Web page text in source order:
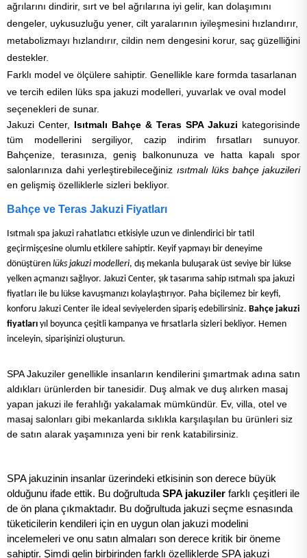
ağrılarını dindirir, sırt ve bel ağrılarına iyi gelir, kan dolaşımını
dengeler, uykusuzluğu yener, cilt yaralarının iyileşmesini hızlandırır,
metabolizmayı hızlandırır, cildin nem dengesini korur, saç güzelliğini
destekler.
Farklı model ve ölçülere sahiptir. Genellikle kare formda tasarlanan
ve tercih edilen lüks spa jakuzi modelleri, yuvarlak ve oval model
seçenekleri de sunar.
Jakuzi Center, Isıtmalı Bahçe & Teras SPA Jakuzi kategorisinde
tüm modellerini sergiliyor, cazip indirim fırsatları sunuyor.
Bahçenize, terasınıza, geniş balkonunuza ve hatta kapalı spor
salonlarınıza dahi yerleştirebileceğiniz ısıtmalı lüks bahçe jakuzileri
en gelişmiş özelliklerle sizleri bekliyor.
Bahçe ve Teras Jakuzi Fiyatları
Isıtmalı spa jakuzi rahatlatıcı etkisiyle uzun ve dinlendirici bir tatil
geçirmişçesine olumlu etkilere sahiptir. Keyif yapmayı bir deneyime
dönüştüren lüks jakuzi modelleri, dış mekanla buluşarak üst seviye bir lükse
yelken açmanızı sağlıyor. Jakuzi Center, şık tasarıma sahip ısıtmalı spa jakuzi
fiyatları ile bu lükse kavuşmanızı kolaylaştırıyor. Paha biçilemez bir keyfi,
konforu Jakuzi Center ile ideal seviyelerden sipariş edebilirsiniz. Bahçe jakuzi
fiyatları yıl boyunca çeşitli kampanya ve fırsatlarla sizleri bekliyor. Hemen
inceleyin, siparişinizi oluşturun.
SPA Jakuziler genellikle insanların kendilerini şımartmak adına satın
aldıkları ürünlerden bir tanesidir. Duş almak ve duş alırken masaj
yapan jakuzi ile ferahlığı yakalamak mümkündür. Ev, villa, otel ve
masaj salonları gibi mekanlarda sıklıkla karşılaşılan bu ürünleri siz
de satın alarak yaşamınıza yeni bir renk katabilirsiniz.
SPA jakuzinin insanlar üzerindeki etkisinin son derece büyük
olduğunu ifade ettik. Bu doğrultuda SPA jakuziler farklı çeşitleri ile
de ön plana çıkmaktadır. Bu doğrultuda jakuzi seçme esnasında
tüketicilerin kendileri için en uygun olan jakuzi modelini
incelemeleri ve onu satın almaları son derece kritik bir öneme
sahiptir. Şimdi gelin birbirinden farklı özelliklerde SPA jakuzi